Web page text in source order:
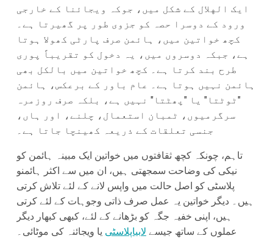
ایک الهلال کے شکل میں، جوکہ ویجائنا کے خارجی
ورود کے دوسرا حصہ کو جزوی طور پر گھیرتا ہے۔
کچھ خواتین میں، ہائمن صرف پارٹی کھولا ہوتا
ہے، جبکہ دوسروں میں، یہ دخول کو تقریباً پوری
طرح بند کرتا ہے۔ کچھ خواتین میں بالکل بھی
ہائمن نہیں ہوتا ہے۔ عام باور کے برعکس، ہائمن
"ٹوٹتا" یا "پھٹتا" نہیں ہے، بلکہ صرف روزمرہ
سرگرمیوں، ٹمبان استعمال، چلنے، اور ہاں،
جنسی تعلقات کے ذریعہ کھینچا جاتا ہے۔
تاہم، چونکہ کچھ ثقافتوں میں خواتین ایک مبینہ ہائمن کو
نیکی کی وضاحت سمجھتی ہیں، ان میں سے اکثر ہائمنو
پلاسٹی کو اصل حالت میں واپس لانے کے لئے تلاش کرتی
ہیں۔ دیگر خواتین یہ عمل صرف ذاتی وجوہات کے لئے کرتی
ہیں، اپنی خفیہ جگہ کو بڑھانے کے لئے، کبھی کبھار دیگر
عملوں کے ساتھ جیسے لابیاپلاسٹی یا ویجائنہ کی موٹائی۔